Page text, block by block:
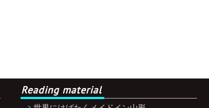
Reading material